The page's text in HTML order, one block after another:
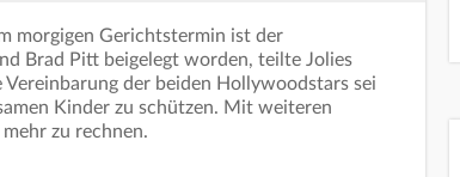
morgigen Gerichtstermin ist der
Brad Pitt beigelegt worden, teilte Jolies
der beiden Hollywoodstars sei
Kinder zu schützen. Mit weiteren
zu rechnen.